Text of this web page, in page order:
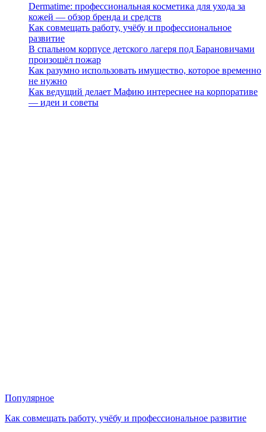
Dermatime: профессиональная косметика для ухода за
кожей — обзор бренда и средств
Как совмещать работу, учёбу и профессиональное
развитие
В спальном корпусе детского лагеря под Барановичами
произошёл пожар
Как разумно использовать имущество, которое временно
не нужно
Как ведущий делает Мафию интереснее на корпоративе
— идеи и советы
Популярное
Как совмещать работу, учёбу и профессиональное развитие